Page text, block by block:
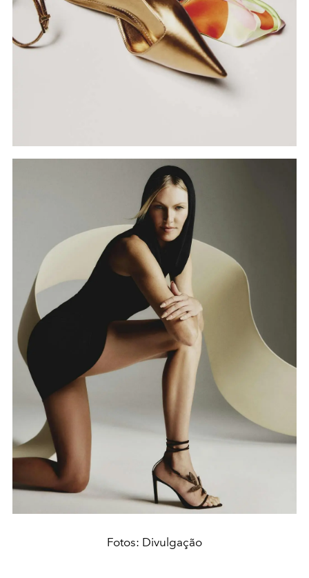
Fotos: Divulgação